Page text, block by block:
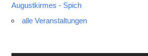
Augustkirmes - Spich
alle Veranstaltungen